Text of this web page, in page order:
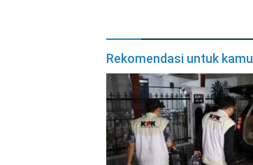
Rekomendasi untuk kamu